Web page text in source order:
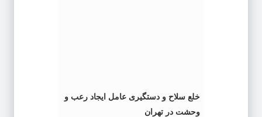
خلع سلاح و دستگیری عامل ایجاد رعب و
وحشت در تهران